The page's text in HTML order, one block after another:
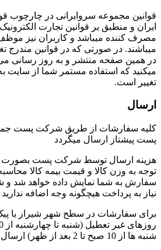
قوانین مجموعه سروایرانی در چارچوب
ایران و منطبق بر قوانین تجارت
مصرف کننده میباشد و کاربران نیز
میباشند. در صورتی که در قوانین مندرج
در همین صفحه منتشر و به روز رسانی
میکنید که استفاده مستمر شما از سایت
تغییر است.
ارسال
کلیه سفارشات از طریق شرکت پست
پست پیشتاز ارسال میگردد
هزینه ارسال توسط شرکت پست بصورت
توجه به وزن کالا و قیمت بیمه کالا
سفارش به شما نمایش داده خواهد شد
نیاز به پرداخت هیچگونه وجه اضافه ندارید
برای سفارشات در سطح شهر شیراز با
شنبه ها از 10 صبح تا 2 بعد از ظهر) ارسال میشود.